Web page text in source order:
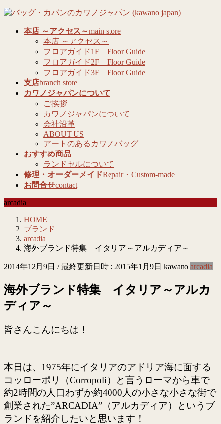
コ
ナ
本店 ～アクセス～main store
本店 ～アクセス～
フロアガイド1F Floor Guide
フロアガイド2F Floor Guide
フロアガイド3F Floor Guide
支店branch store
カワノジャパンについて
ご挨拶
カワノジャパンについて
会社沿革
ABOUT US
アートのあるカワノバッグ
おすすめ商品
ランドセルについて
修理・オーダーメイドRepair・Custom-made
お問合せcontact
arcadia
HOME
ブランド
arcadia
海外ブランド特集 イタリア～アルカディア～
2014年12月9日 / 最終更新日時 : 2015年1月9日 kawano arcadia
海外ブランド特集 イタリア～アルカ
ディア～
皆さんこんにちは！
本日は、1975年にイタリアのアドリア海に面する
コッローポリ（Corropoli）と言うローマから車で
約2時間の人口わずか約4000人の小さな小さな街で
創業された”ARCADIA”（アルカディア）というブ
ランドを紹介したいと思います！